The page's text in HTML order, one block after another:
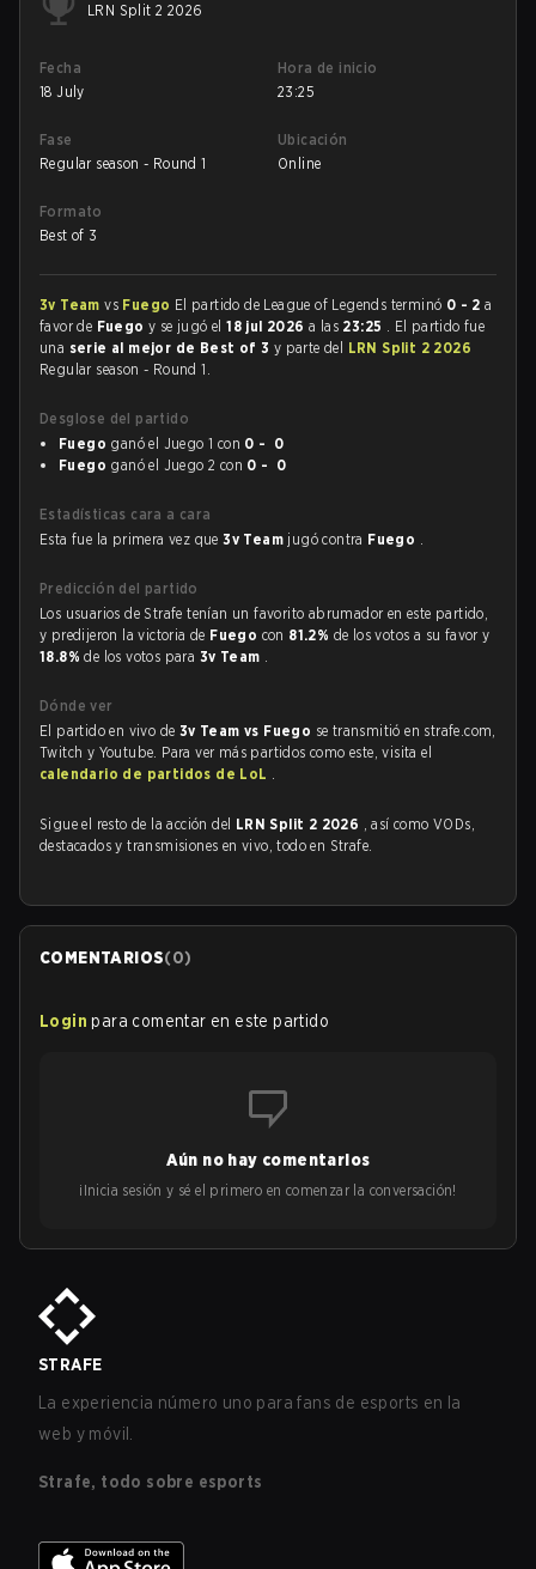
LRN Split 2 2026
Fecha
18 July
Hora de inicio
23:25
Fase
Regular season - Round 1
Ubicación
Online
Formato
Best of 3
3v Teamvs Fuego El partido de League of Legends terminó 0 - 2 a
favor de Fuegoy se jugó el18 jul 2026a las 23:25 . El partido fue
una serie al mejor de Best of 3 y parte del LRN Split 2 2026
Regular season - Round 1.
Desglose del partido
Fuego ganó el Juego 1 con 0 - 0
Fuego ganó el Juego 2 con 0 - 0
Estadísticas cara a cara
Esta fue la primera vez que3v Team jugó contra Fuego .
Predicción del partido
Los usuarios de Strafe tenían un favorito abrumador en este partido,
y predijeron la victoria de Fuego con 81.2% de los votos a su favor y
18.8%de los votos para 3v Team .
Dónde ver
El partido en vivo de 3v Team vs Fuego se transmitió en strafe.com,
Twitch y Youtube. Para ver más partidos como este, visita el
calendario de partidos de LoL .
Sigue el resto de la acción del LRN Split 2 2026 , así como VODs,
destacados y transmisiones en vivo, todo en Strafe.
COMENTARIOS(0)
Login para comentar en este partido
Aún no hay comentarios
¡Inicia sesión y sé el primero en comenzar la conversación!
STRAFE
La experiencia número uno para fans de esports en la
web y móvil.
Strafe, todo sobre esports